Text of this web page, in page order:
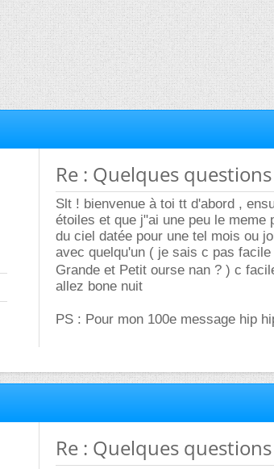
Re : Quelques
Slt ! bienvenue à toi tt d'abord ,
étoiles et que j"ai une peu le
du ciel datée pour une tel mois ou
avec quelqu'un ( je sais c pas
Grande et Petit ourse nan ? ) c
allez bone nuit
PS : Pour mon 100e message hip
Re : Quelques